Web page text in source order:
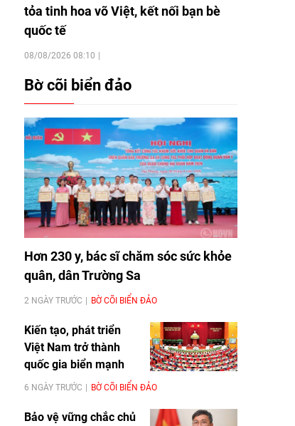
tỏa tinh hoa võ Việt, kết nối bạn bè
quốc tế
08/08/2026 08:10
Bờ cõi biển đảo
Hơn 230 y, bác sĩ chăm sóc sức khỏe
quân, dân Trường Sa
2 NGÀY TRƯỚC BỜ CÕI BIỂN ĐẢO
Kiến tạo, phát triển
Việt Nam trở thành
quốc gia biển mạnh
6 NGÀY TRƯỚC BỜ CÕI BIỂN ĐẢO
Bảo vệ vững chắc chủ